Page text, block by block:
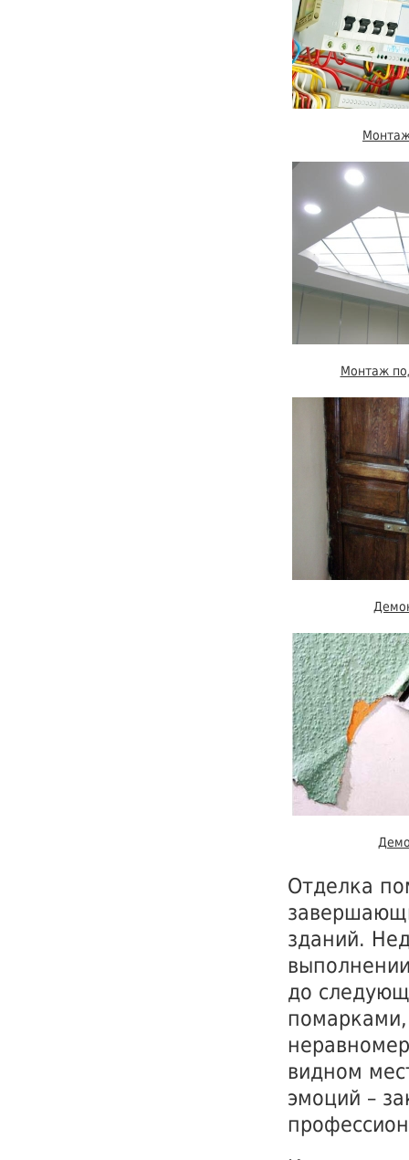
Монтаж
Отделка
зданий.
до
видном
эмоций –